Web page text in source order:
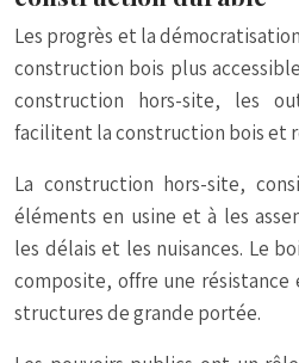
Les progrès et la
construction bois plus
construction hors-site, les
facilitent la construction bois et
La construction hors-site,
éléments en usine et à les
les délais et les nuisances. Le
composite, offre une
structures de grande portée.